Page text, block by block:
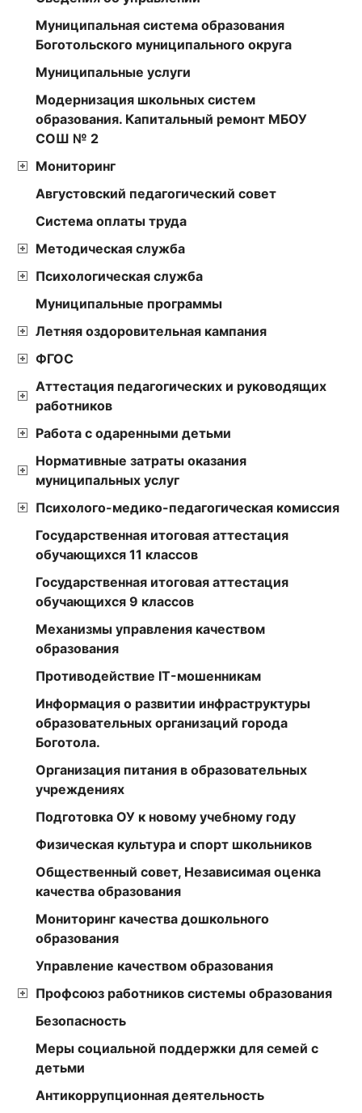
Муниципальная система образования
Боготольского муниципального округа
Муниципальные услуги
Модернизация школьных систем
образования. Капитальный ремонт МБОУ
СОШ № 2
Мониторинг
Августовский педагогический совет
Cистема оплаты труда
Методическая служба
Психологическая служба
Муниципальные программы
Летняя оздоровительная кампания
ФГОС
Аттестация педагогических и руководящих
работников
Работа с одаренными детьми
Нормативные затраты оказания
муниципальных услуг
Психолого-медико-педагогическая комиссия
Государственная итоговая аттестация
обучающихся 11 классов
Государственная итоговая аттестация
обучающихся 9 классов
Механизмы управления качеством
образования
Противодействие IT-мошенникам
Информация о развитии инфраструктуры
образовательных организаций города
Боготола.
Организация питания в образовательных
учреждениях
Подготовка ОУ к новому учебному году
Физическая культура и спорт школьников
Общественный совет, Независимая оценка
качества образования
Мониторинг качества дошкольного
образования
Управление качеством образования
Профсоюз работников системы образования
Безопасность
Меры социальной поддержки для семей с
детьми
Антикоррупционная деятельность